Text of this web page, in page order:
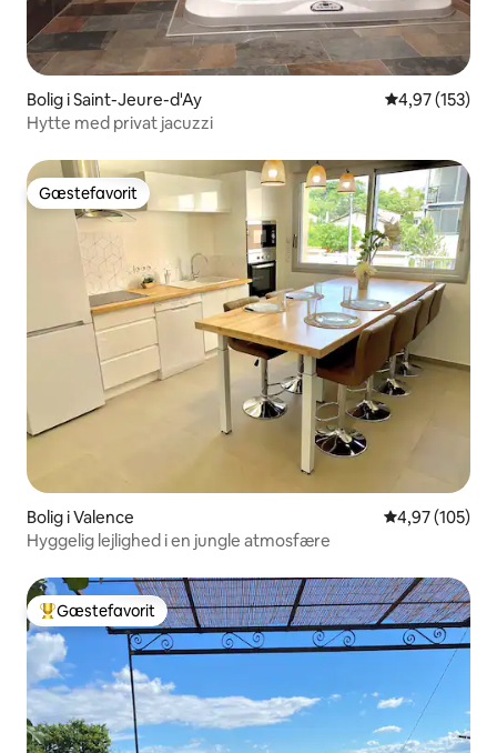
Bolig i Saint-Jeure-d'Ay 4,97 ud af 5 i
4,97 (153)
Hytte med privat jacuzzi
Gæstefavorit
Gæstefavorit
Bolig i Valence 4,97 ud af 5 i
4,97 (105)
Hyggelig lejlighed i en jungle atmosfære
Bedste gæstefavorit
Gæstefavorit